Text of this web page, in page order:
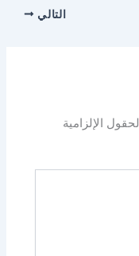
التالي
الحقول الإلزامية